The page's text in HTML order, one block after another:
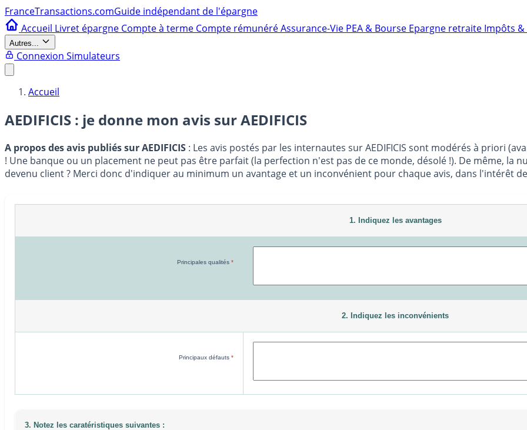
FranceTransactions.comGuide indépendant de l'épargne
Accueil Livret épargne Compte à terme Compte rémunéréAssurance-Vie PEA & Bourse Epargne retraite Impôts &
Autres...
Connexion Simulateurs
Accueil
AEDIFICIS : je donne mon avis surAEDIFICIS
A propos des avis publiés sur AEDIFICIS : Les avis postés par les internautes sur AEDIFICIS sont modérés à priori
! Une banque ou un placement ne peut pas être parfait (la perfection n'est pas de ce monde, désolé !). De même, la
devenu client ? Merci donc d'indiquer au minimum un avantage et un inconvénient pour chaque avis, dans l'intérêt
1. Indiquez les avantages
Principales qualités *
2. Indiquez les inconvénients
Principaux défauts *
3. Notez les caratéristiques suivantes :